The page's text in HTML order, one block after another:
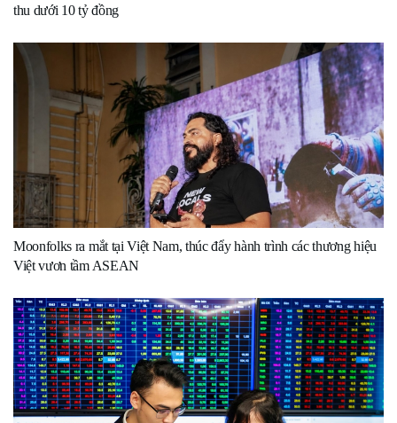
thu dưới 10 tỷ đồng
Moonfolks ra mắt tại Việt Nam, thúc đẩy hành trình các thương hiệu
Việt vươn tầm ASEAN